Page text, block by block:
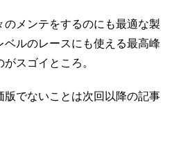
メンテをするのにも最適な製
ルのレースにも使える最高峰
スゴイところ。
でないことは次回以降の記事